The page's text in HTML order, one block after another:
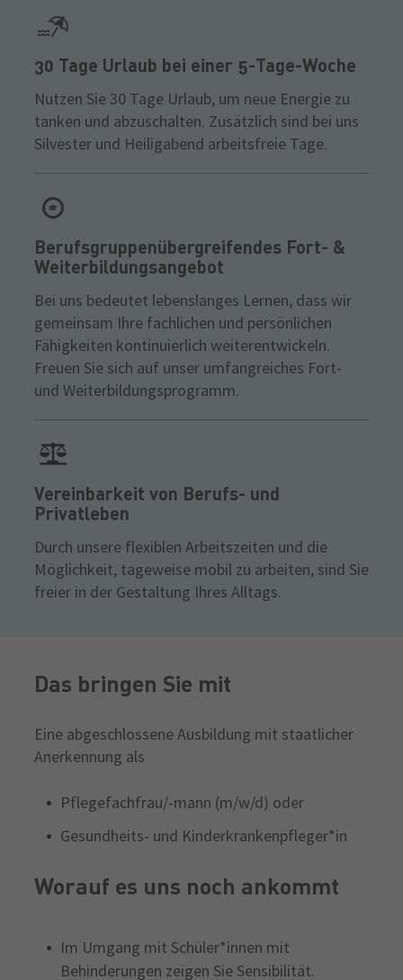
30 Tage Urlaub bei einer 5-Tage-Woche
Nutzen Sie 30 Tage Urlaub, um neue Energie zu
tanken und abzuschalten. Zusätzlich sind bei uns
Silvester und Heiligabend arbeitsfreie Tage.
Berufsgruppenübergreifendes Fort- &
Weiterbildungsangebot
Bei uns bedeutet lebenslanges Lernen, dass wir
gemeinsam Ihre fachlichen und persönlichen
Fähigkeiten kontinuierlich weiterentwickeln.
Freuen Sie sich auf unser umfangreiches Fort-
und Weiterbildungsprogramm.
Vereinbarkeit von Berufs- und
Privatleben
Durch unsere flexiblen Arbeitszeiten und die
Möglichkeit, tageweise mobil zu arbeiten, sind Sie
freier in der Gestaltung Ihres Alltags.
Das bringen Sie mit
Eine abgeschlossene Ausbildung mit staatlicher
Anerkennung als
Pflegefachfrau/-mann (m/w/d) oder
Gesundheits- und Kinderkrankenpfleger*in
Worauf es uns noch ankommt
Im Umgang mit Schüler*innen mit
Behinderungen zeigen Sie Sensibilität.